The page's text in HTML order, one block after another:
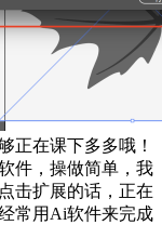
正在课下多多哦！
件，操做简单，我
击扩展的话，正在
常用Ai软件来完成